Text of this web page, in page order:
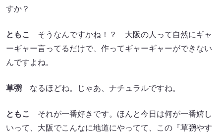
すか？
ともこ
そうなんですかね！？ 大阪の人って自然にギャ
ーギャー言ってるだけで、作ってギャーギャーができない
んですよね。
草彅 なるほどね。じゃあ、ナチュラルですね。
ともこ
それが一番好きです。ほんと今日は何が一番嬉し
いって、大阪でこんなに地道にやってて、この『草彅やす